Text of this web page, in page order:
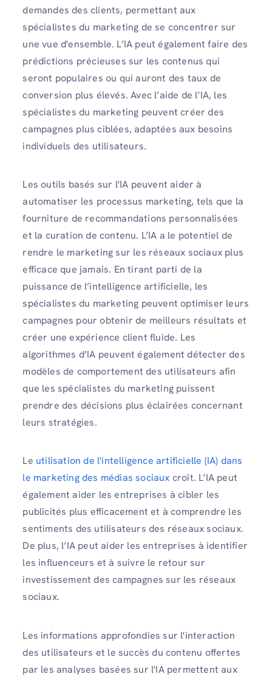
demandes des clients, permettant aux
spécialistes du marketing de se concentrer sur
une vue d'ensemble. L’IA peut également faire des
prédictions précieuses sur les contenus qui
seront populaires ou qui auront des taux de
conversion plus élevés. Avec l’aide de l’IA, les
spécialistes du marketing peuvent créer des
campagnes plus ciblées, adaptées aux besoins
individuels des utilisateurs.
Les outils basés sur l'IA peuvent aider à
automatiser les processus marketing, tels que la
fourniture de recommandations personnalisées
et la curation de contenu. L’IA a le potentiel de
rendre le marketing sur les réseaux sociaux plus
efficace que jamais. En tirant parti de la
puissance de l’intelligence artificielle, les
spécialistes du marketing peuvent optimiser leurs
campagnes pour obtenir de meilleurs résultats et
créer une expérience client fluide. Les
algorithmes d’IA peuvent également détecter des
modèles de comportement des utilisateurs afin
que les spécialistes du marketing puissent
prendre des décisions plus éclairées concernant
leurs stratégies.
Le utilisation de l'intelligence artificielle (IA) dans
le marketing des médias sociaux croît. L’IA peut
également aider les entreprises à cibler les
publicités plus efficacement et à comprendre les
sentiments des utilisateurs des réseaux sociaux.
De plus, l’IA peut aider les entreprises à identifier
les influenceurs et à suivre le retour sur
investissement des campagnes sur les réseaux
sociaux.
Les informations approfondies sur l'interaction
des utilisateurs et le succès du contenu offertes
par les analyses basées sur l'IA permettent aux